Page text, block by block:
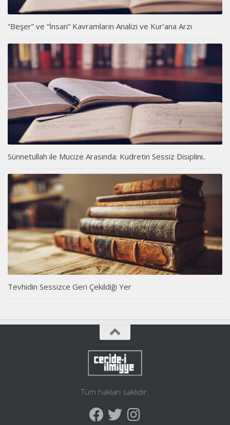
“Beşer” ve “İnsan” Kavramların Analizi ve Kur’ana Arzı
Sünnetullah ile Mucize Arasında: Kudretin Sessiz Disiplini..
Tevhidin Sessizce Geri Çekildiği Yer
Tüm hakları saklıdır.